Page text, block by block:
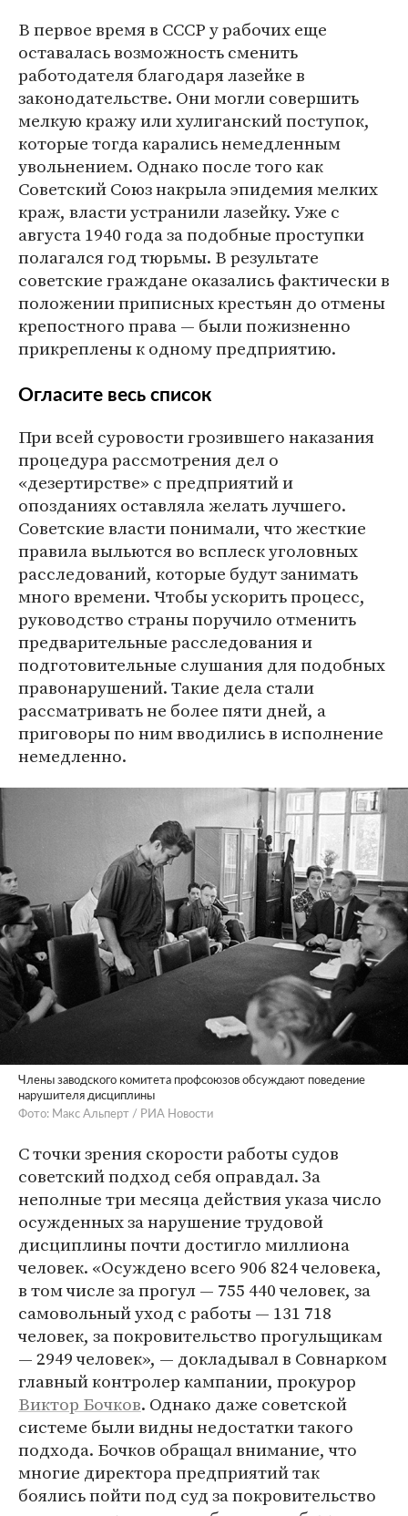
В первое время в СССР у рабочих еще
оставалась возможность сменить
работодателя благодаря лазейке в
законодательстве. Они могли совершить
мелкую кражу или хулиганский поступок,
которые тогда карались немедленным
увольнением. Однако после того как
Советский Союз накрыла эпидемия мелких
краж, власти устранили лазейку. Уже с
августа 1940 года за подобные проступки
полагался год тюрьмы. В результате
советские граждане оказались фактически в
положении приписных крестьян до отмены
крепостного права — были пожизненно
прикреплены к одному предприятию.
Огласите весь список
При всей суровости грозившего наказания
процедура рассмотрения дел о
«дезертирстве» с предприятий и
опозданиях оставляла желать лучшего.
Советские власти понимали, что жесткие
правила выльются во всплеск уголовных
расследований, которые будут занимать
много времени. Чтобы ускорить процесс,
руководство страны поручило отменить
предварительные расследования и
подготовительные слушания для подобных
правонарушений. Такие дела стали
рассматривать не более пяти дней, а
приговоры по ним вводились в исполнение
немедленно.
Члены заводского комитета профсоюзов обсуждают поведение
нарушителя дисциплины
Фото: Макс Альперт / РИА Новости
С точки зрения скорости работы судов
советский подход себя оправдал. За
неполные три месяца действия указа число
осужденных за нарушение трудовой
дисциплины почти достигло миллиона
человек. «Осуждено всего 906 824 человека,
в том числе за прогул — 755 440 человек, за
самовольный уход с работы — 131 718
человек, за покровительство прогульщикам
— 2949 человек», — докладывал в Совнарком
главный контролер кампании, прокурор
Виктор Бочков. Однако даже советской
системе были видны недостатки такого
подхода. Бочков обращал внимание, что
многие директора предприятий так
боялись пойти под суд за покровительство